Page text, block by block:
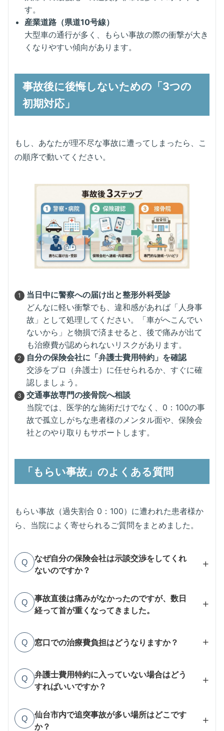
す。
産業道路（県道10号線）
大型車の通行が多く、もらい事故の際の衝撃が大き
くなりやすい傾向があります。
事故後に後悔しないための「3つの
初期対応」
もし、あなたが理不尽な事故に遭ってしまったら、こ
の順序で動いてください。
当日中に警察への届け出と整形外科受診
どんなに軽い衝撃でも、違和感があれば「人身事
故」として処理してください。「車がへこんでい
ないから」と物損で済ませると、後で痛みが出て
も治療費が認められないリスクがあります。
自分の保険会社に「弁護士費用特約」を確認
交渉をプロ（弁護士）に任せられるか、すぐに確
認しましょう。
交通事故専門の接骨院へ相談
当院では、医学的な施術だけでなく、0：100の事
故で孤立しがちな患者様のメンタル面や、保険会
社とのやり取りもサポートします。
「もらい事故」のよくある質問
もらい事故（過失割合 0：100）に遭われた患者様か
ら、当院によく寄せられるご質問をまとめました。
Q
なぜ自分の保険会社は示談交渉をしてくれ
ないのですか？
入ると「弁護士法違反（非弁活動）」になって
しまうからです。
Q
事故直後は痛みがなかったのですが、数日
経って首が重くなってきました。
が出るのが一般的です。今すぐ受診してくださ
Q
窓口での治療費負担はどうなりますか？
め、原則として「0円（窓口負担なし）」で施術
を受けられます。
Q
弁護士費用特約に入っていない場合はどう
すればいいですか？
ください。使えない場合も、まずは当院へご相
談を。
Q
仙台市内で追突事故が多い場所はどこです
か？